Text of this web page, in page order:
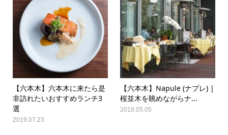
【六本木】六本木に来たら是
非訪れたいおすすめランチ3
選
2019.07.23
【六本木】Napule (ナプレ) |
桜並木を眺めながらナ...
2019.05.05